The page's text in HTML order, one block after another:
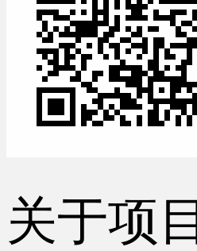
关于项目